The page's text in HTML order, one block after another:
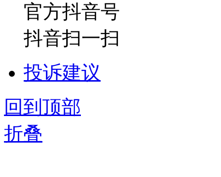
官方抖音号
抖音扫一扫
投诉建议
回到顶部
折叠